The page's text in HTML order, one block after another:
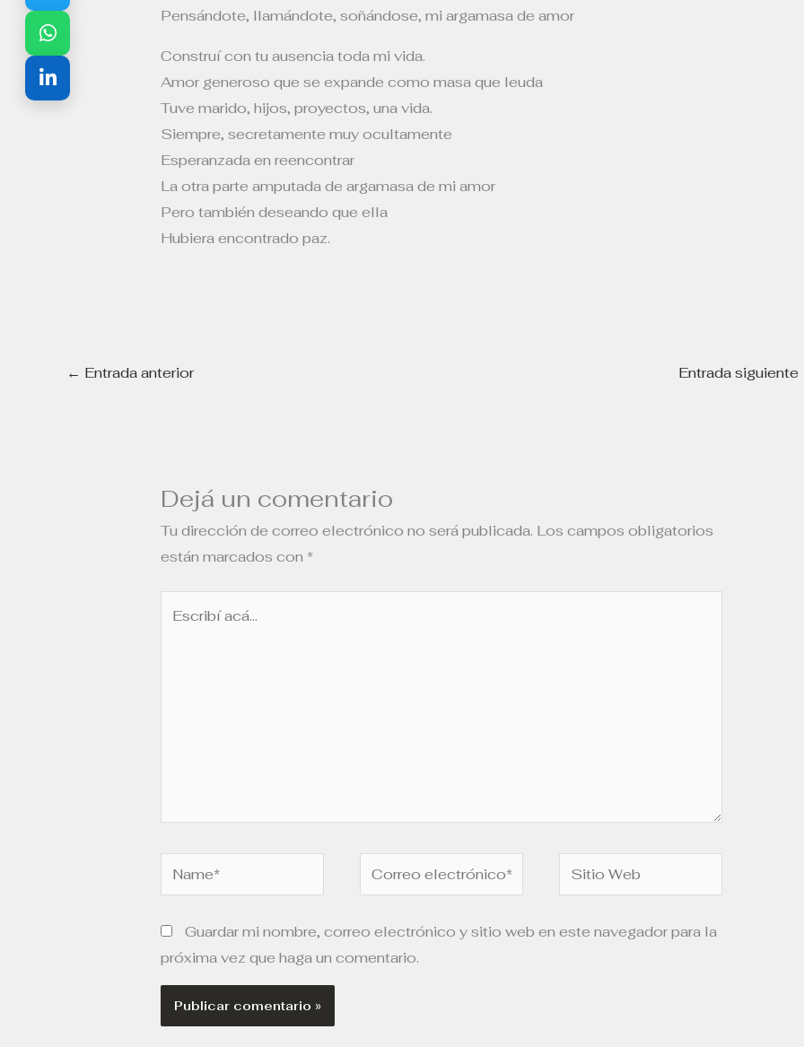
Pensándote, llamándote, soñándose, mi argamasa de amor
Construí con tu ausencia toda mi vida.
Amor generoso que se expande como masa que leuda
Tuve marido, hijos, proyectos, una vida.
Siempre, secretamente muy ocultamente
Esperanzada en reencontrar
La otra parte amputada de argamasa de mi amor
Pero también deseando que ella
Hubiera encontrado paz.
← Entrada anterior Entrada siguiente
Dejá un comentario
Tu dirección de correo electrónico no será publicada. Los campos obligatorios
están marcados con *
Name*
Correo
electrónico*
Sitio
Web
Guardar mi nombre, correo electrónico y sitio web en este navegador para la
próxima vez que haga un comentario.